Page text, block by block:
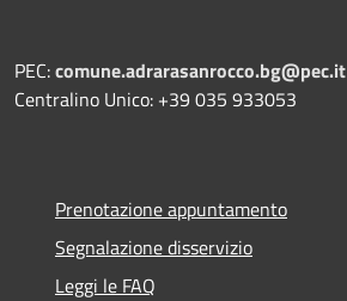
PEC:comune.adrarasanrocco.bg@pec.it
Centralino Unico: +39 035 933053
Prenotazione appuntamento
Segnalazione disservizio
Leggi le FAQ